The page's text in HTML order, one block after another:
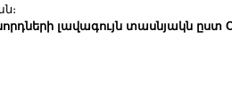
լավագույն տասնյակն ըստ